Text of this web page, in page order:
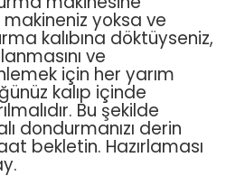
yoksa ve
kalıbına döktüyseniz,
ve
için her yarım
kalıp içinde
Bu şekilde
dondurmanızı derin
bekletin. Hazırlaması